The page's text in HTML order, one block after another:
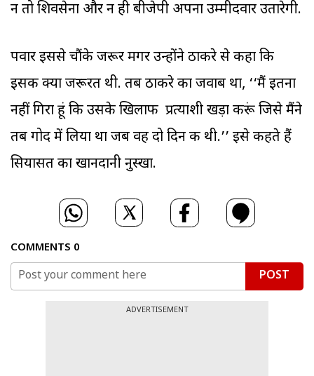
न तो शिवसेना और न ही बीजेपी अपना उम्मीदवार उतारेगी.
पवार इससे चौंके जरूर मगर उन्होंने ठाकरे से कहा कि
इसकी क्या जरूरत थी. तब ठाकरे का जवाब था, ‘‘मैं इतना
नहीं गिरा हूं कि उसके खिलाफ प्रत्याशी खड़ा करूं जिसे मैंने
तब गोद में लिया था जब वह दो दिन की थी.’’ इसे कहते हैं
सियासत का खानदानी नुस्खा.
COMMENTS 0
POST
ADVERTISEMENT